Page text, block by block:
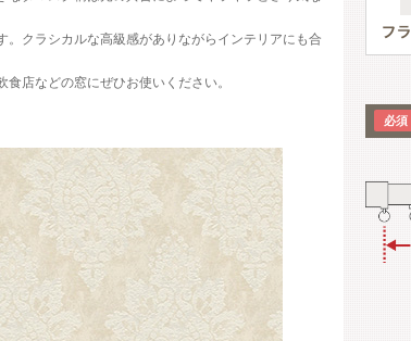
クラシカルな高級感がありながらインテリアにも合
店などの窓にぜひお使いください。